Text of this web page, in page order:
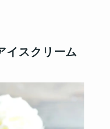
イスクリーム